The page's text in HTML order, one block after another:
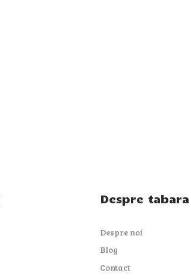
Despre tabara
Despre noi
Blog
Contact